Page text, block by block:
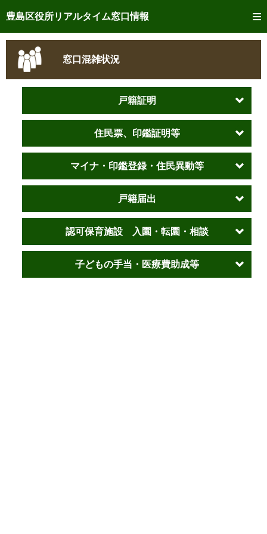
豊島区役所リアルタイム窓口情報
トップページへ
ご利用方法
事前予約
リアルタイム窓口混雑状況
リアルタイム交付状況確認
窓口混雑状況
戸籍証明
住民票、印鑑証明等
マイナ・印鑑登録・住民異動等
戸籍届出
認可保育施設 入園・転園・相談
子どもの手当・医療費助成等